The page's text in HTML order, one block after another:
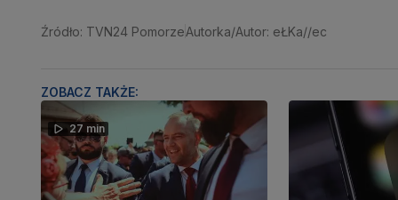
Źródło: TVN24 PomorzeAutorka/Autor: eŁKa//ec
ZOBACZ TAKŻE:
27 min